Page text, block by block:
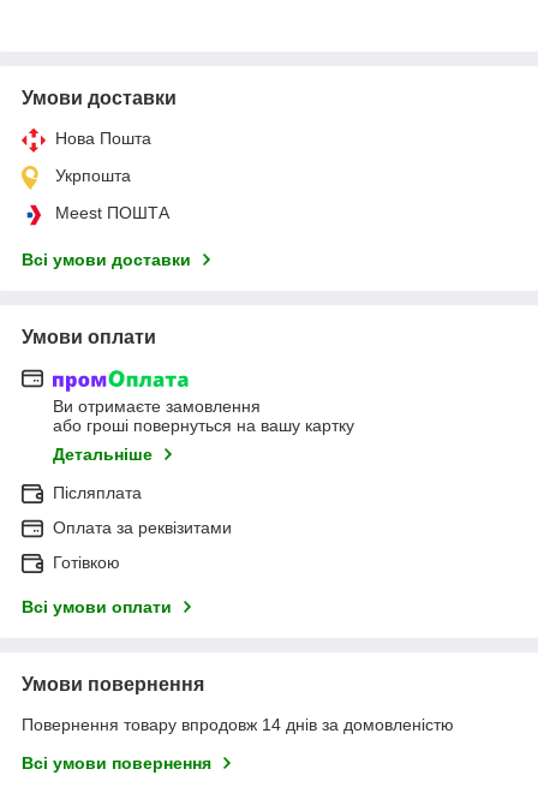
Умови доставки
Нова Пошта
Укрпошта
Meest ПОШТА
Всі умови доставки
Умови оплати
Ви отримаєте замовлення
або гроші повернуться на вашу картку
Детальніше
Післяплата
Оплата за реквізитами
Готівкою
Всі умови оплати
Умови повернення
Повернення товару впродовж 14 днів за домовленістю
Всі умови повернення